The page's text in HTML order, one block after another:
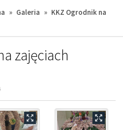
» Galeria » KKZ Ogrodnik na
zajęciach